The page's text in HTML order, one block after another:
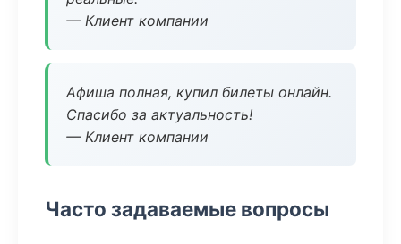
— Клиент компании
Афиша полная, купил билеты онлайн.
Спасибо за актуальность!
— Клиент компании
Часто задаваемые вопросы